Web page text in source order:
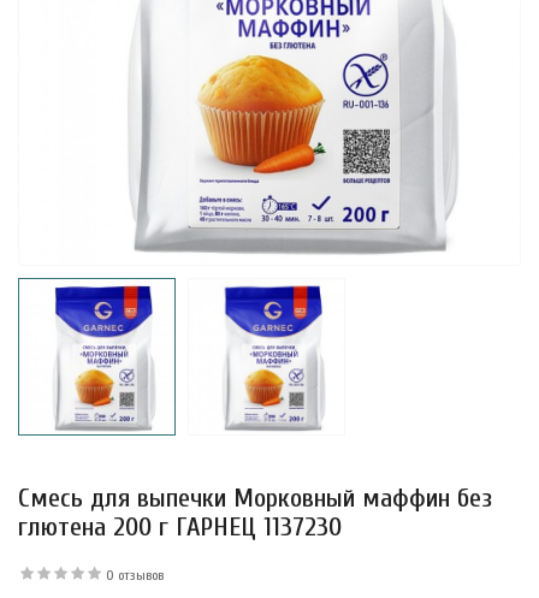
Смесь для выпечки Морковный маффин без
глютена 200 г ГАРНЕЦ 1137230
0 отзывов